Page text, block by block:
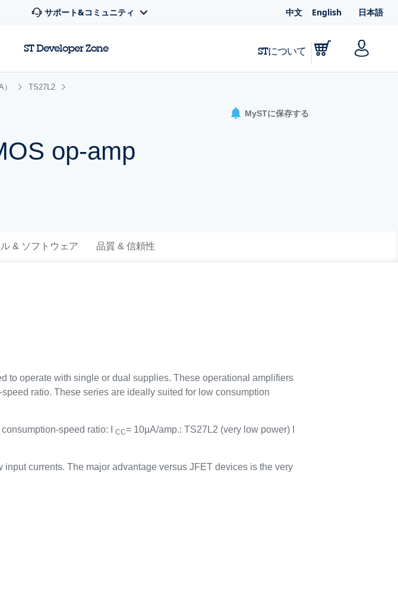
サポート&コミュニティ 中文 English 日本語
ST Developer Zone STについて
TS27L2
op-amp
MySTに保存する
& ソフトウェア 品質 & 信頼性
to operate with single or dual supplies. These operational amplifiers
ratio. These series are ideally suited for low consumption
speed ratio: ICC= 10µA/amp.: TS27L2 (very low power)
currents. The major advantage versus JFET devices is the very